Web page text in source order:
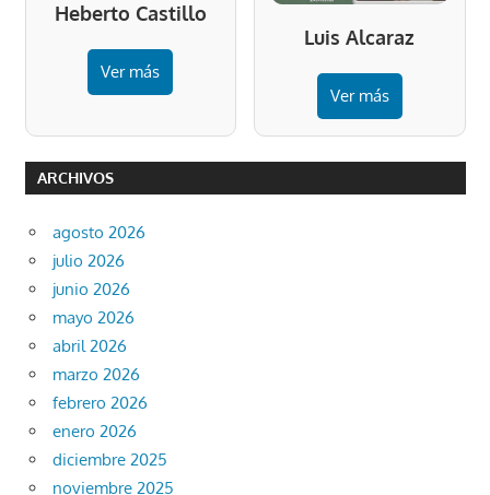
Heberto Castillo
Ver más
Luis Alcaraz
Ver más
ARCHIVOS
agosto 2026
julio 2026
junio 2026
mayo 2026
abril 2026
marzo 2026
febrero 2026
enero 2026
diciembre 2025
noviembre 2025